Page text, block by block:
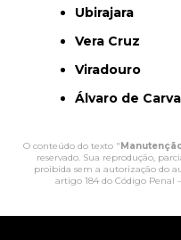
Ubirajara
Vera Cruz
Viradouro
Álvaro de
O conteúdo do texto "
reservado. Sua reprodução,
proibida sem a autorização do
artigo 184 do Código Penal –